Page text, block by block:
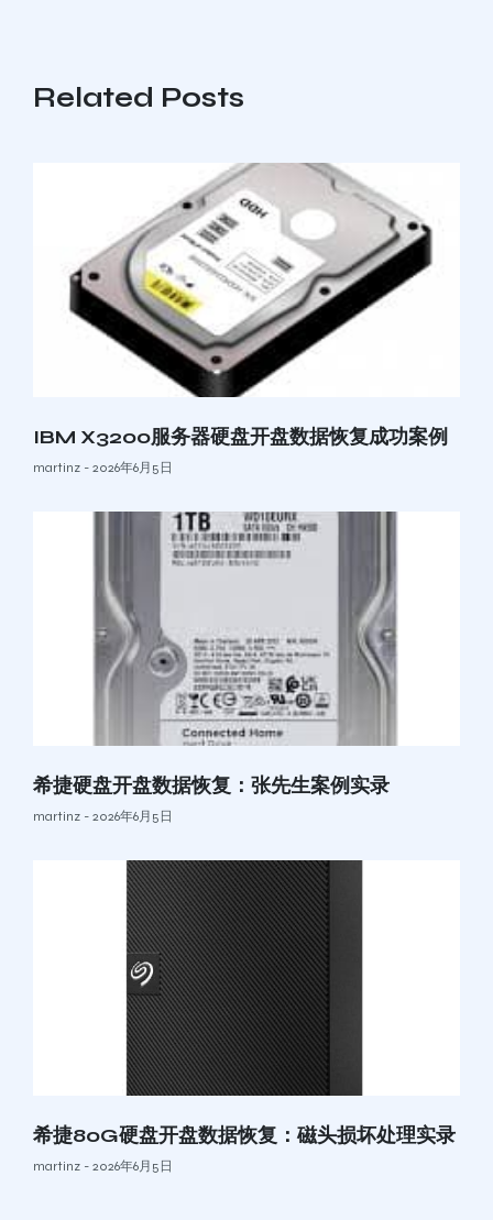
Related Posts
IBM X3200服务器硬盘开盘数据恢复成功案例
martinz 2026年6月5日
希捷硬盘开盘数据恢复：张先生案例实录
martinz 2026年6月5日
希捷80G硬盘开盘数据恢复：磁头损坏处理实录
martinz 2026年6月5日